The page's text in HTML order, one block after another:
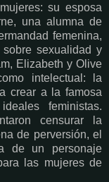
su esposa
una alumna de
femenina,
sexualidad y
Elizabeth y Olive
intelectual: la
crear a la famosa
feministas.
censurar la
de perversión, el
de un personaje
las mujeres de